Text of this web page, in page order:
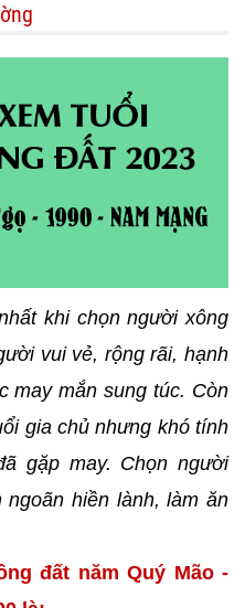
khi chọn người xông
vui vẻ, rộng rãi, hạnh
may mắn sung túc. Còn
gia chủ nhưng khó tính
gặp may. Chọn người
hiền lành, làm ăn
đất năm Quý Mão -